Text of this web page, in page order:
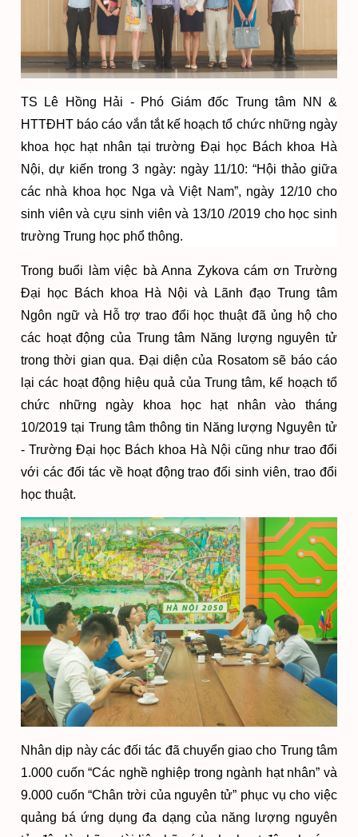
TS Lê Hồng Hải - Phó Giám đốc Trung tâm NN &
HTTĐHT báo cáo vắn tắt kế hoạch tổ chức những ngày
khoa học hạt nhân tại trường Đại học Bách khoa Hà
Nội, dự kiến trong 3 ngày: ngày 11/10: “Hội thảo giữa
các nhà khoa học Nga và Việt Nam”, ngày 12/10 cho
sinh viên và cựu sinh viên và 13/10 /2019 cho học sinh
trường Trung học phổ thông.
Trong buổi làm việc bà Anna Zykova cám ơn Trường
Đại học Bách khoa Hà Nội và Lãnh đạo Trung tâm
Ngôn ngữ và Hỗ trợ trao đổi học thuật đã ủng hộ cho
các hoạt động của Trung tâm Năng lượng nguyên tử
trong thời gian qua. Đại diện của Rosatom sẽ báo cáo
lại các hoạt động hiệu quả của Trung tâm, kế hoạch tổ
chức những ngày khoa học hạt nhân vào tháng
10/2019 tại Trung tâm thông tin Năng lượng Nguyên tử
- Trường Đại học Bách khoa Hà Nội cũng như trao đổi
với các đối tác về hoạt động trao đổi sinh viên, trao đổi
học thuật.
Nhân dịp này các đối tác đã chuyển giao cho Trung tâm
1.000 cuốn “Các nghề nghiệp trong ngành hạt nhân” và
9.000 cuốn “Chân trời của nguyên tử” phục vụ cho việc
quảng bá ứng dụng đa dạng của năng lượng nguyên